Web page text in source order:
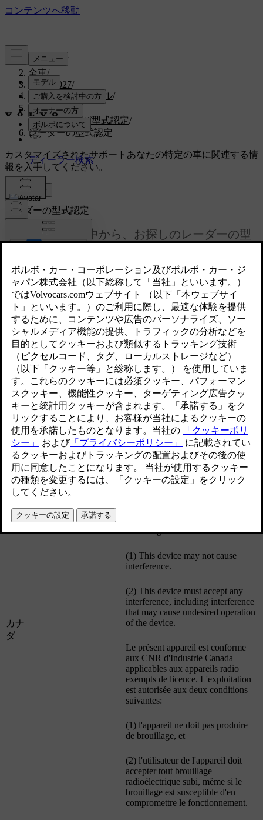
サポート
全車/
EX30 2027/
ユーザーマニュアル/
仕様/
証明書および型式認定/
レーダーの型式認定
カスタマイズされたサポート あなたの特定の車に関連する情
報を入手してください。
サインイン
アップデートされました 2025/09/08
レーダーの型式認定
以下のリストの中から、お探しのレーダーの型
フロントセンターレーダー
地域 ラベルおよびシンボル 仕様
アル
ゼン
チン
ブラ
ジル
Este equipamento não tem direito à
proteção contra interferência
prejudicial e não pode causar
interferência em sistemas
devidamente autorizados
カナ
ダ
This device contains license-
exempt transmitter(s)/receiver(s)
that comply with Innovation,
Science and Economic
Development Canada’s licence-
following two conditions:
(1) This device may not cause
interference.
(2) This device must accept any
interference, including interference
that may cause undesired operation
of the device.
Le présent appareil est conforme
aux CNR d'Industrie Canada
applicables aux appareils radio
exempts de licence. L'exploitation
est autorisée aux deux conditions
suivantes:
(1) l'appareil ne doit pas produire
de brouillage, et
(2) l'utilisateur de l'appareil doit
accepter tout brouillage
radioélectrique subi, même si le
brouillage est susceptible d'en
compromettre le fonctionnement.